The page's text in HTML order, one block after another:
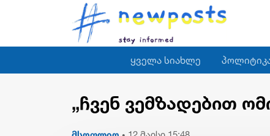
ყველა სიახლე
„ჩვენ ვემზადებით